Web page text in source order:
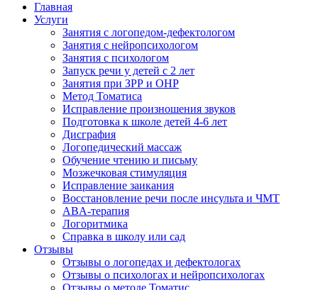
Главная
Услуги
Занятия с логопедом-дефектологом
Занятия с нейропсихологом
Занятия с психологом
Запуск речи у детей с 2 лет
Занятия при ЗРР и ОНР
Метод Томатиса
Исправление произношения звуков
Подготовка к школе детей 4-6 лет
Дисграфия
Логопедический массаж
Обучение чтению и письму
Мозжечковая стимуляция
Исправление заикания
Восстановление речи после инсульта и ЧМТ
ABA-терапия
Логоритмика
Справка в школу или сад
Отзывы
Отзывы о логопедах и дефектологах
Отзывы о психологах и нейропсихологах
Отзывы о методе Томатис